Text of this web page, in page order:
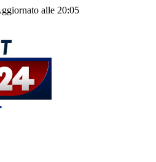
alle 20:05